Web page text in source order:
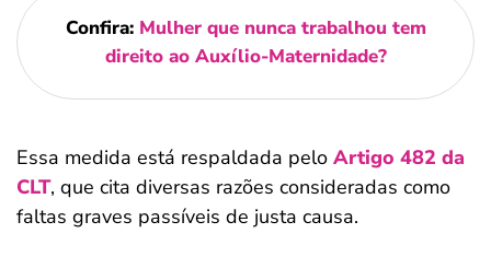
Confira: Mulher que nunca trabalhou tem
direito ao Auxílio-Maternidade?
Essa medida está respaldada pelo Artigo 482 da
CLT, que cita diversas razões consideradas como
faltas graves passíveis de justa causa.